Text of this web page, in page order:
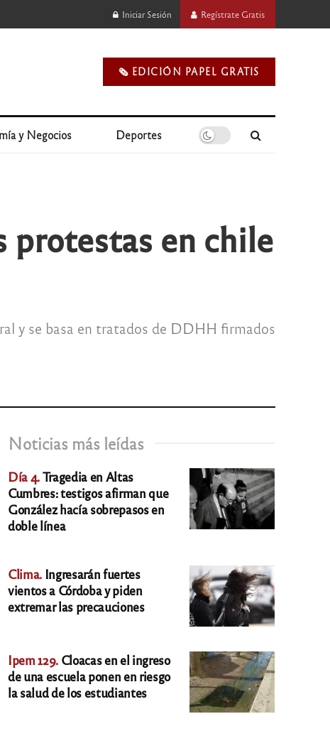
Iniciar Sesión Regístrate Gratis
🗞️ EDICIÓN PAPEL GRATIS
y Negocios Deportes
protestas en chile
y se basa en tratados de DDHH firmados
Noticias más leídas
Día 4.Tragedia en Altas
Cumbres: testigos afirman que
González hacía sobrepasos en
doble línea
Clima. Ingresarán fuertes
vientos a Córdoba y piden
extremar las precauciones
Ipem 129. Cloacas en el ingreso
de una escuela ponen en riesgo
la salud de los estudiantes